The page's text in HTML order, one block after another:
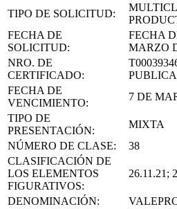
TIPO DE SOLICITUD:
FECHA DE
SOLICITUD:
FECHA
MARZO
NRO. DE
CERTIFICADO:
FECHA DE
VENCIMIENTO:
7 DE
TIPO DE
PRESENTACIÓN:
MIXTA
NÚMERO DE CLASE:
38
CLASIFICACIÓN DE
LOS ELEMENTOS
FIGURATIVOS:
26.11.21;
DENOMINACIÓN: